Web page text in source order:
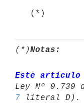
   (*)
(*)Notas:
Este artículo
Ley Nº 9.739
7